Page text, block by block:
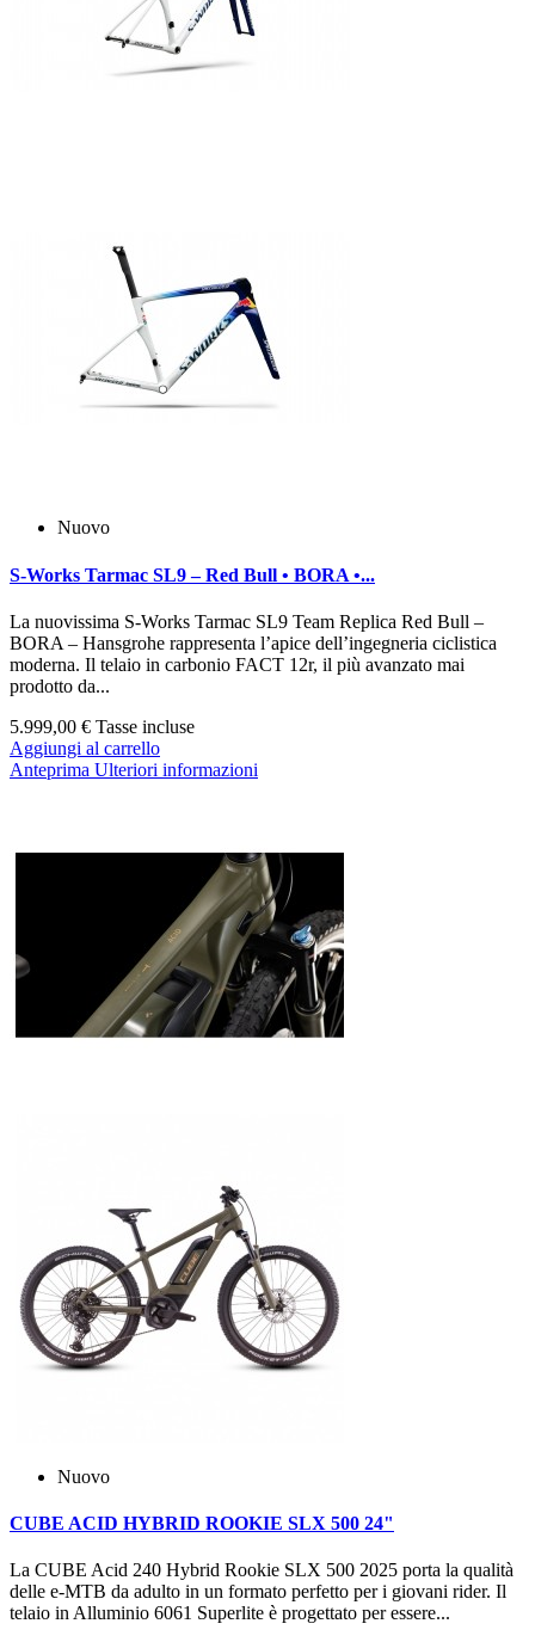
Nuovo
S‑Works Tarmac SL9 – Red Bull • BORA •...
La nuovissima S‑Works Tarmac SL9 Team Replica Red Bull –
BORA – Hansgrohe rappresenta l’apice dell’ingegneria ciclistica
moderna. Il telaio in carbonio FACT 12r, il più avanzato mai
prodotto da...
5.999,00 € Tasse incluse
Aggiungi al carrello
Anteprima Ulteriori informazioni
Nuovo
CUBE ACID HYBRID ROOKIE SLX 500 24"
La CUBE Acid 240 Hybrid Rookie SLX 500 2025 porta la qualità
delle e‑MTB da adulto in un formato perfetto per i giovani rider. Il
telaio in Alluminio 6061 Superlite è progettato per essere...